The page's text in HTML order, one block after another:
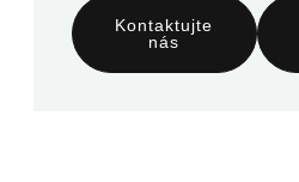
Kontaktujte
nás